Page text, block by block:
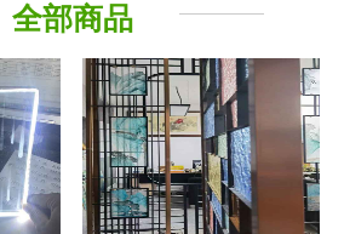
全部商品